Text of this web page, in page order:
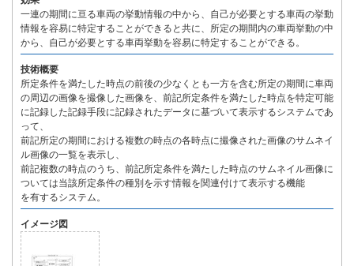
一連の期間に亘る車両の挙動情報の中から、自己が必要とする車両の挙動
情報を容易に特定することができると共に、所定の期間内の車両挙動の中
から、自己が必要とする車両挙動を容易に特定することができる。
技術概要
所定条件を満たした時点の前後の少なくとも一方を含む所定の期間に車両
の周辺の画像を撮像した画像を、前記所定条件を満たした時点を特定可能
に記録した記録手段に記録されたデータに基づいて表示するシステムであ
って、
前記所定の期間における複数の時点の各時点に撮像された画像のサムネイ
ル画像の一覧を表示し、
前記複数の時点のうち、前記所定条件を満たした時点のサムネイル画像に
ついては当該所定条件の種別を示す情報を関連付けて表示する機能
を有するシステム。
イメージ図